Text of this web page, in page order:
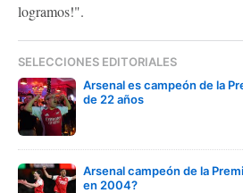
logramos!".
SELECCIONES EDITORIALES
Arsenal es campeón de la
de 22 años
Arsenal campeón de la
en 2004?